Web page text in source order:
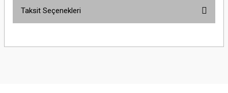
Soru Sor
Taksit Seçenekleri